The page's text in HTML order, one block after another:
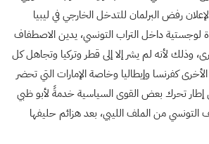
رفض البرلمان للتدخل الخارجي في ليبيا
داخل التراب التونسي، يدين الاصطفاف
وذلك لأنه لم يشر إلا إلى قطر وتركيا وتجاهل كل
كفرنسا وإيطاليا وخاصة الإمارات التي تحضر
إطار تحرك بعض القوى السياسية خدمةً لأبو ظبي
التونسي من الملف الليبي، بعد هزائم حليفها